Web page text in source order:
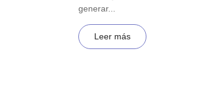
generar...
Leer más